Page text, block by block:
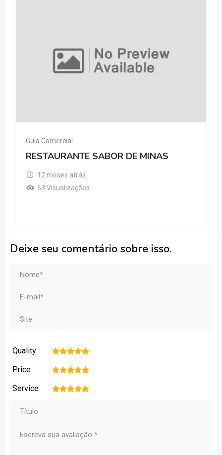
Guia Comercial
RESTAURANTE SABOR DE MINAS
12 meses atrás
53 Visualizações
Deixe seu comentário sobre isso.
Quality 5
4
3
2
Price 5
4
3
2
Service 5
4
3
2